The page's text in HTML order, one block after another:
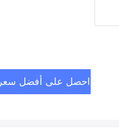
احصل على أفضل سعر